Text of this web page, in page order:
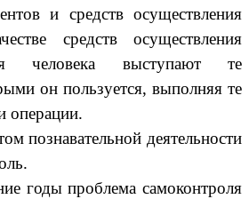
и средств осуществления
средств осуществления
человека выступают те
он пользуется, выполняя те
операции.
познавательной деятельности
годы проблема самоконтроля